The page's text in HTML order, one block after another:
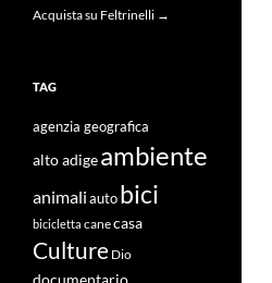
Acquista su Feltrinelli →
TAG
agenzia geografica
alto adigeambiente
animali auto bici
bicicletta canecasa
Culture Dio
documentario